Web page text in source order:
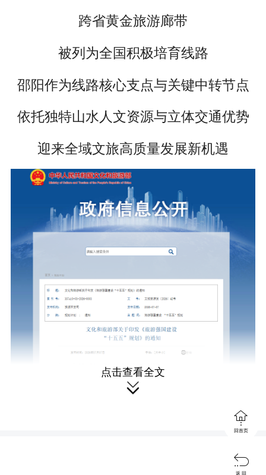
跨省黄金旅游廊带
被列为全国积极培育线路
邵阳作为线路核心支点与关键中转节点
依托独特山水人文资源与立体交通优势
迎来全域文旅高质量发展新机遇
点击查看全文


回首页

返 回